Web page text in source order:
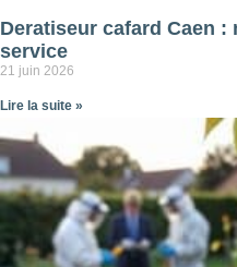
Deratiseur cafard Caen
service
21 juin 2026
Lire la suite »